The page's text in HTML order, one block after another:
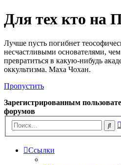
Для тех кто на
Лучше пусть погибнет
несчастливыми основателями,
превратиться в какую-нибудь
оккультизма. Маха Чохан.
Пропустить
Зарегистрированным
форумов
Ссылки